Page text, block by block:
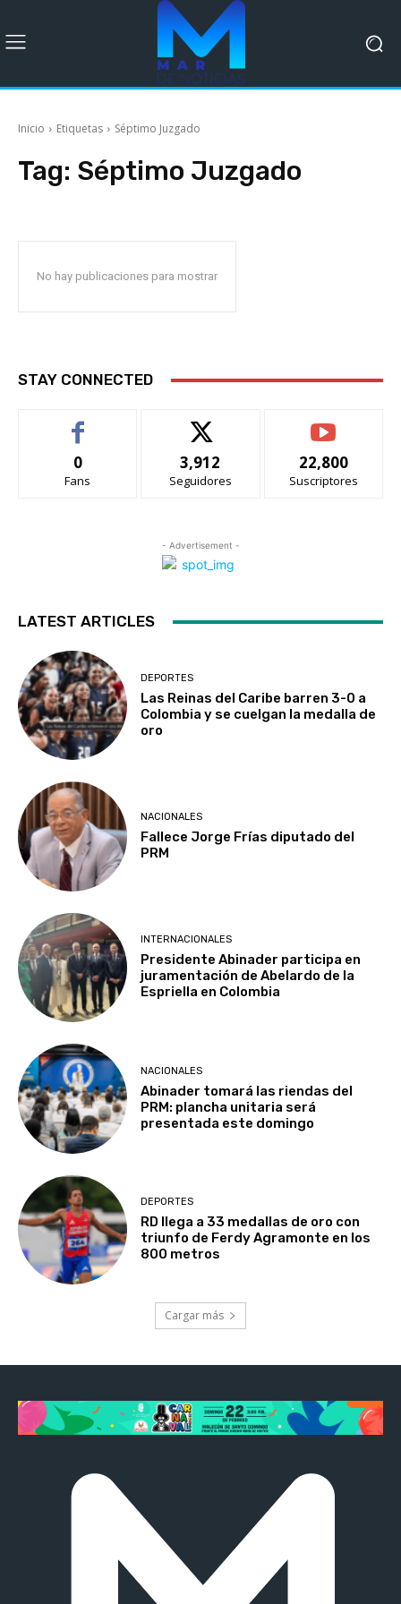
Inicio Etiquetas Séptimo Juzgado
Tag: Séptimo Juzgado
No hay publicaciones para mostrar
STAY CONNECTED
0
Fans
3,912
Seguidores
22,800
Suscriptores
- Advertisement -
LATEST ARTICLES
DEPORTES
Las Reinas del Caribe barren 3-0 a
Colombia y se cuelgan la medalla de
oro
NACIONALES
Fallece Jorge Frías diputado del
PRM
INTERNACIONALES
Presidente Abinader participa en
juramentación de Abelardo de la
Espriella en Colombia
NACIONALES
Abinader tomará las riendas del
PRM: plancha unitaria será
presentada este domingo
DEPORTES
RD llega a 33 medallas de oro con
triunfo de Ferdy Agramonte en los
800 metros
Cargar más